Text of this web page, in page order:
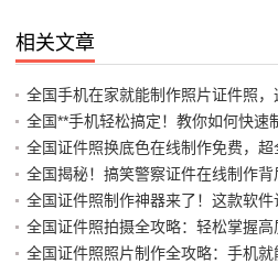
相关文章
全国揭秘！搞笑警察证件在线制作背
全国证件照拍摄全攻略：轻松掌握
全国证件照照片制作全攻略：手机